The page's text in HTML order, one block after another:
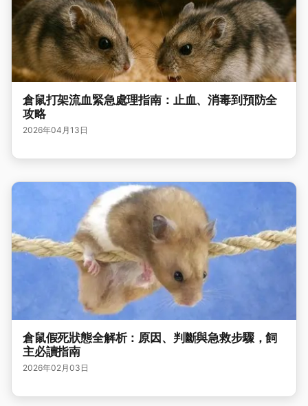
倉鼠打架流血緊急處理指南：止血、消毒到預防全
攻略
2026年04月13日
倉鼠假死狀態全解析：原因、判斷與急救步驟，飼
主必讀指南
2026年02月03日